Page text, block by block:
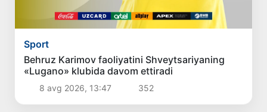
Sport
Behruz Karimov faoliyatini Shveytsariyaning
«Lugano» klubida davom ettiradi
8 avg 2026, 13:47 352